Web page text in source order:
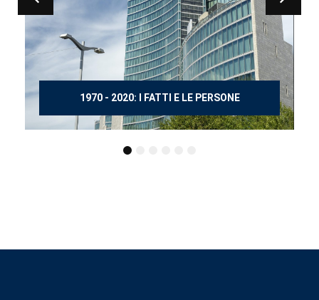
150 ANNI DOPO MANZONI